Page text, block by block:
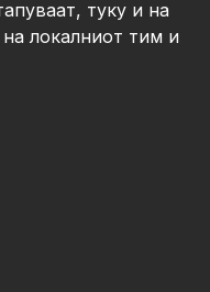
туку и на
локалниот тим и